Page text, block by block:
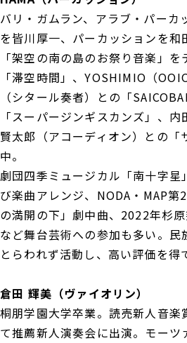
バリ・ガムラン、アラブ・パーカ
を皆川厚一、パーカッションを和
「架空の南の島のお祭り音楽」
「滞空時間」、YOSHIMIO（
（シタール奏者）との「
「スーパージンギスカンズ」、
賢太郎（アコーディオン）との「
中。
劇団四季ミュージカル「南十字星
び楽曲アレンジ、NODA・MAP
の満開の下」劇中曲、2022年杉原
など舞台芸術への参加も多い。民
とらわれず活動し、高い評価を得
倉田 輝美（ヴァイオリン）
桐朋学園大学卒業。読売新人音楽
て推薦新人演奏会に出演。モー